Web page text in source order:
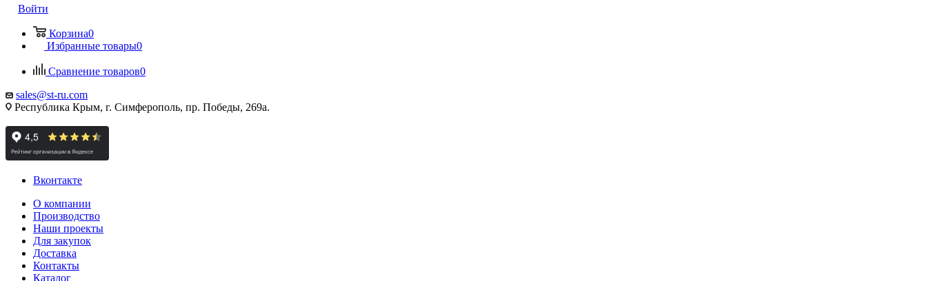
Войти
Корзина0
Избранные товары0
Сравнение товаров0
sales@st-ru.com
Республика Крым, г. Симферополь, пр. Победы, 269а.
Вконтакте
О компании
Производство
Наши проекты
Для закупок
Доставка
Контакты
Каталог